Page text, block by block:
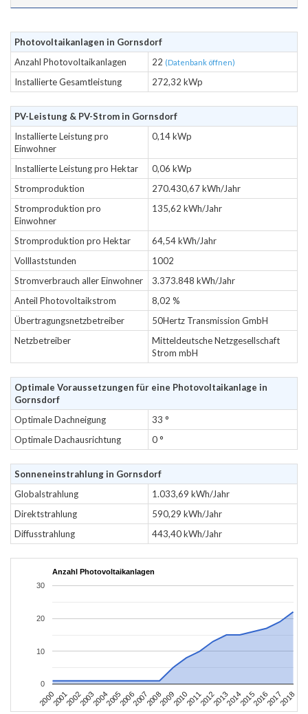
Photovoltaikanlagen in Gornsdorf
Anzahl Photovoltaikanlagen
22 (Datenbank öffnen)
Installierte Gesamtleistung 272,32 kWp
PV-Leistung & PV-Strom in Gornsdorf
Installierte Leistung pro
Einwohner
0,14 kWp
Installierte Leistung pro Hektar
0,06 kWp
Stromproduktion
270.430,67 kWh/Jahr
Stromproduktion pro
Einwohner
135,62 kWh/Jahr
Stromproduktion pro Hektar
64,54 kWh/Jahr
Volllaststunden
1002
Stromverbrauch aller Einwohner
3.373.848 kWh/Jahr
Anteil Photovoltaikstrom
8,02 %
Übertragungsnetzbetreiber
50Hertz Transmission GmbH
Netzbetreiber
Mitteldeutsche Netzgesellschaft
Strom mbH
Optimale Voraussetzungen für eine Photovoltaikanlage in
Gornsdorf
Optimale Dachneigung
33 °
Optimale Dachausrichtung
0 °
Sonneneinstrahlung in Gornsdorf
Globalstrahlung
1.033,69 kWh/Jahr
Direktstrahlung
590,29 kWh/Jahr
Diffusstrahlung
443,40 kWh/Jahr
Anzahl Photovoltaikanlagen
2000200120022003200420052006200720082009201020112012201320142015201620172018
0
10
20
30